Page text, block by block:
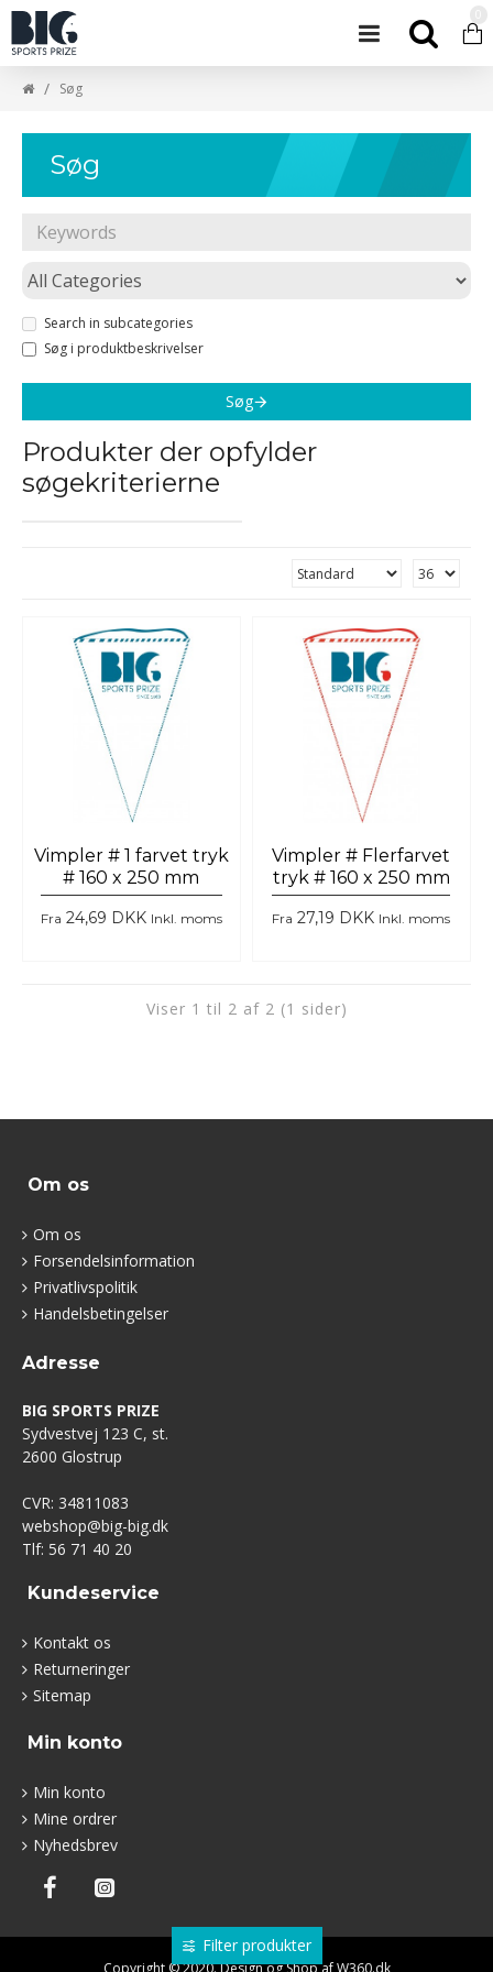
Søg
Søg
Search in subcategories
Søg i produktbeskrivelser
Søg
Produkter der opfylder
søgekriterierne
Vimpler # 1 farvet tryk
# 160 x 250 mm
Fra 24,69 DKK Inkl. moms
Vimpler # Flerfarvet
tryk # 160 x 250 mm
Fra 27,19 DKK Inkl. moms
Viser 1 til 2 af 2 (1 sider)
Om os
Om os
Forsendelsinformation
Privatlivspolitik
Handelsbetingelser
Adresse
BIG SPORTS PRIZE
Sydvestvej 123 C, st.
2600 Glostrup
CVR: 34811083
webshop@big-big.dk
Tlf: 56 71 40 20
Kundeservice
Kontakt os
Returneringer
Sitemap
Min konto
Min konto
Mine ordrer
Nyhedsbrev
Copyright © 2020. Design og Shop af W360.dk
Filter produkter